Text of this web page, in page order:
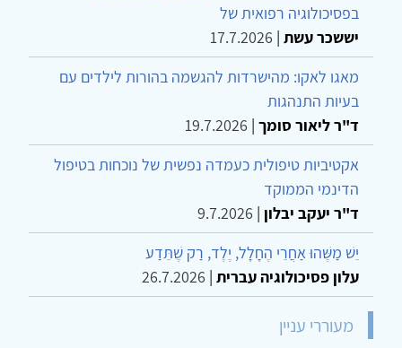
בפסיכולוגיה רפואית של
יששכר עשת |
17.7.2026
מאגו לאקו: מהישרדות להגשמה בהורות לילדים עם
בעיות התנהגות
ד"ר ליאור סומך |
19.7.2026
אקטיביות טיפולית כעמדה נפשית של נוכחות בטיפול
הדינמי הממוקד
ד"ר יעקב יבלון |
9.7.2026
יֵשׁ מַשֶּׁהוּ אַחֲרֵי הֶחָלָל, יֶלֶד, רַק שֶׁתֵּדַע
עלון פסיכולוגיה עברית |
26.7.2026
מעוררי עניין